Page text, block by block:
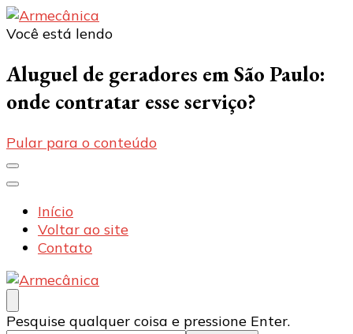
Você está lendo
Aluguel de geradores em São Paulo:
onde contratar esse serviço?
Pular para o conteúdo
Início
Voltar ao site
Contato
Armecânica
Blog
Procurando
Pesquise qualquer coisa e pressione Enter.